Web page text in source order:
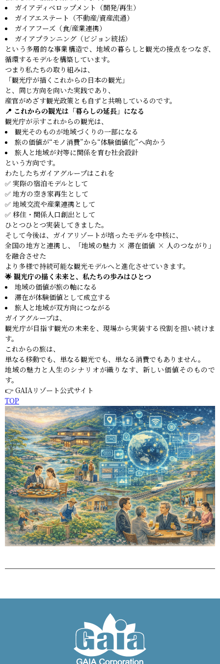
ガイアディベロップメント（開発/再生）
ガイアエステート（不動産/資産流通）
ガイアフーズ（食/産業連携）
ガイアプランニング（ビジョン統括）
という多層的な事業構造で、地域の暮らしと観光の接点をつなぎ、
循環するモデルを構築しています。
つまり私たちの取り組みは、
「観光庁が描くこれからの日本の観光」
と、同じ方向を向いた実践であり、
産官がめざす観光政策とも自ずと共鳴しているのです。
📍 これからの観光は「暮らしの延長」になる
観光庁が示すこれからの観光は、
観光そのものが地域づくりの一部になる
旅の価値が“モノ消費”から“体験価値化”へ向かう
旅人と地域が対等に関係を育む社会設計
という方向です。
わたしたちガイアグループはこれを
✅ 実際の宿泊モデルとして
✅ 地方の空き家再生として
✅ 地域交流や産業連携として
✅ 移住・関係人口創出として
ひとつひとつ実装してきました。
そして今後は、ガイアリゾートが培ったモデルを中核に、
全国の地方と連携し、「地域の魅力 × 滞在価値 × 人のつながり」
を融合させた
より多様で持続可能な観光モデルへと進化させていきます。
🌟 観光庁の描く未来と、私たちの歩みはひとつ
地域の価値が旅の軸になる
滞在が体験価値として成立する
旅人と地域が双方向につながる
ガイアグループは、
観光庁が目指す観光の未来を、現場から実装する役割を担い続けま
す。
これからの旅は、
単なる移動でも、単なる観光でも、単なる消費でもありません。
地域の魅力と人生のシナリオが織りなす、新しい価値そのもので
す。
👉 GAIAリゾート公式サイト
TOP